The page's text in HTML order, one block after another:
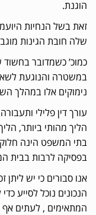
הוגנת.
זאת בשל הנחיות
שלה חובת הגינות
כמוכ’ כשמדובר
במשטרה והנוגעת
נימוקים אלו במהלך
עורך דין פלילי
הליך מהותי ביותר,
בתי המשפט הינה
בפסיקה לרבות בבית
אנו סבורים כי יש ליתן
הנכונים נוכל לסייע
המתאימים , לעתים